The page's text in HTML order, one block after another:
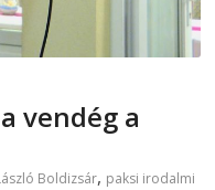
vendég a
Boldizsár, paksi irodalmi